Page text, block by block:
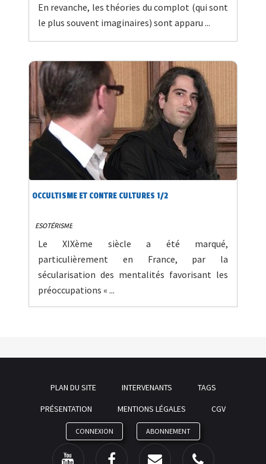
En revanche, les théories du complot (qui sont
le plus souvent imaginaires) sont apparu ...
OCCULTISME ET CONTRE CULTURES 1/2
ESOTÉRISME
Le XIXème siècle a été marqué,
particulièrement en France, par la
sécularisation des mentalités favorisant les
préoccupations « ...
PLAN DU SITE INTERVENANTS
TAGS
PRÉSENTATION
MENTIONS LÉGALES CGV
CONNEXION ABONNEMENT